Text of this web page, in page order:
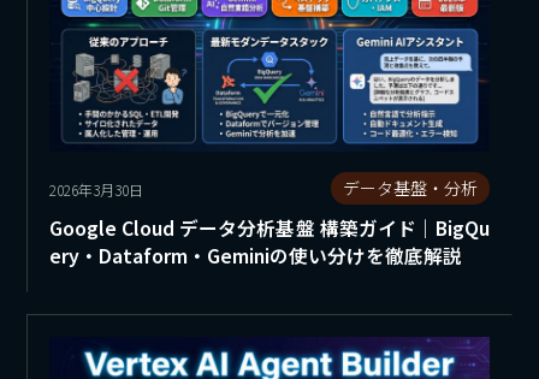
2026年3月30日 データ基盤・分析
Google Cloud データ分析基盤 構築ガイド｜BigQu
ery・Dataform・Geminiの使い分けを徹底解説